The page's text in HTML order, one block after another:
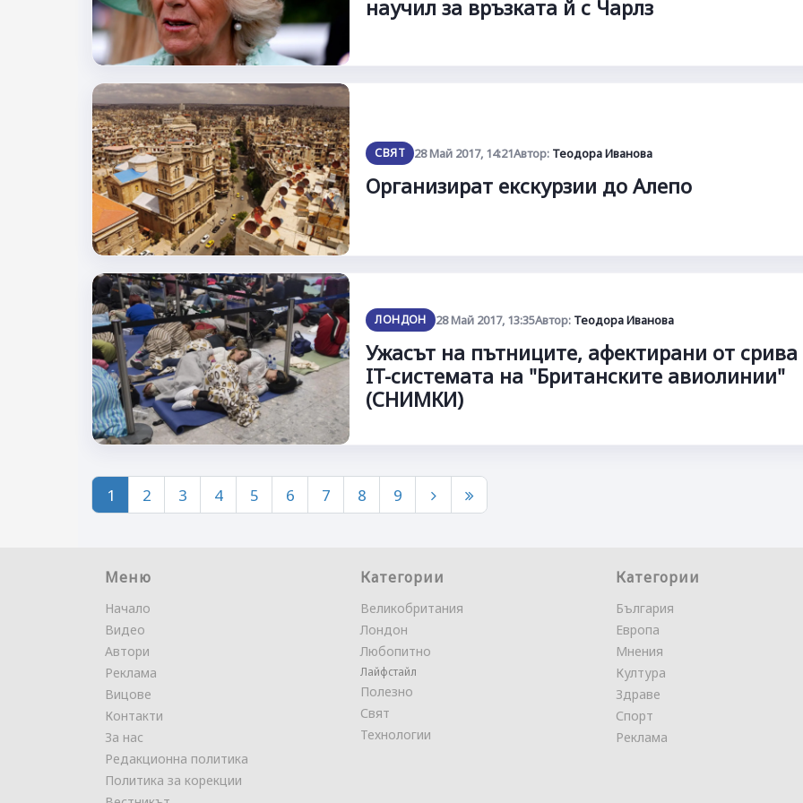
научил за връзката й с Чарлз
СВЯТ 28 Май 2017, 14:21Автор: Теодора Иванова
Организират екскурзии до Алепо
ЛОНДОН 28 Май 2017, 13:35Автор: Теодора Иванова
Ужасът на пътниците, афектирани от срива
IT-системата на "Британските авиолинии"
(СНИМКИ)
1 2 3 4 5 6 7 8 9
Меню
Начало
Видео
Автори
Реклама
Вицове
Контакти
За нас
Редакционна политика
Политика за корекции
Категории
Великобритания
Лондон
Любопитно
Лайфстайл
Полезно
Свят
Технологии
Категории
България
Европа
Мнения
Култура
Здраве
Спорт
Реклама